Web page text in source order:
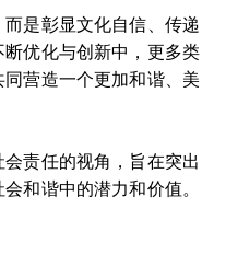
是彰显文化自信、传递
优化与创新中，更多类
营造一个更加和谐、美
责任的视角，旨在突出
和谐中的潜力和价值。